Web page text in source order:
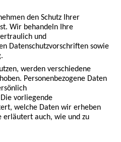
den Schutz Ihrer
Wir behandeln Ihre
und
Datenschutzvorschriften sowie
werden verschiedene
Personenbezogene Daten
vorliegende
welche Daten wir erheben
erläutert auch, wie und zu